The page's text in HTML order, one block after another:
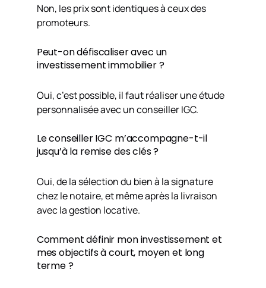
Non, les prix sont identiques à ceux des
promoteurs.
Peut-on défiscaliser avec un
investissement immobilier ?
Oui, c’est possible, il faut réaliser une étude
personnalisée avec un conseiller IGC.
Le conseiller IGC m’accompagne-t-il
jusqu’à la remise des clés ?
Oui, de la sélection du bien à la signature
chez le notaire, et même après la livraison
avec la gestion locative.
Comment définir mon investissement et
mes objectifs à court, moyen et long
terme ?